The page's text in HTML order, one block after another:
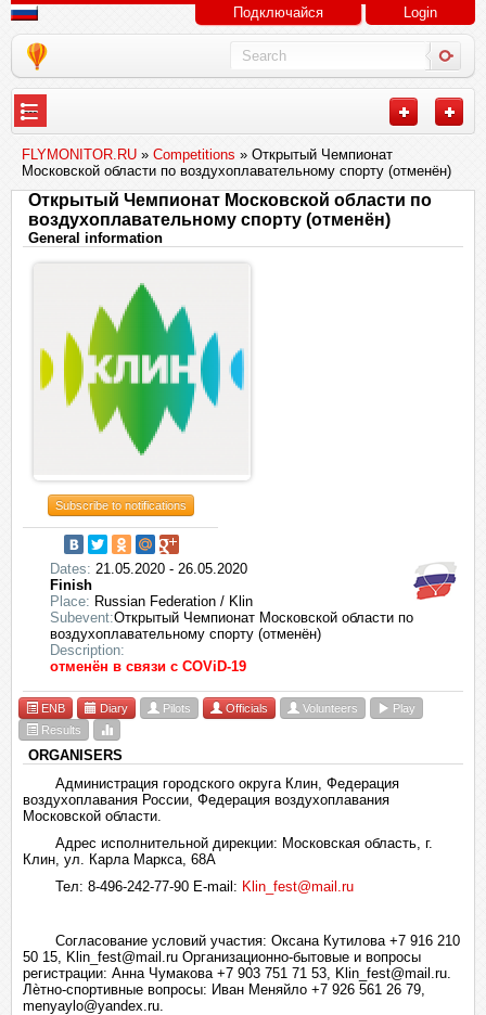
Подключайся Login
---
FLYMONITOR.RU » Competitions » Открытый Чемпионат
Московской области по воздухоплавательному спорту (отменён)
Открытый Чемпионат Московской области по
воздухоплавательному спорту (отменён)
General information
Subscribe to notifications
Dates: 21.05.2020 - 26.05.2020
Finish
Place: Russian Federation / Klin
Subevent:Открытый Чемпионат Московской области по
воздухоплавательному спорту (отменён)
Description:
отменён в связи с COViD-19
ENB Diary Pilots Officials Volunteers
Play
Results
ORGANISERS
Администрация городского округа Клин, Федерация
воздухоплавания России, Федерация воздухоплавания
Московской области.
Адрес исполнительной дирекции: Московская область, г.
Клин, ул. Карла Маркса, 68А
Тел: 8-496-242-77-90 E-mail: Klin_fest@mail.ru
Согласование условий участия: Оксана Кутилова +7 916 210
50 15, Klin_fest@mail.ru Организационно-бытовые и вопросы
регистрации: Анна Чумакова +7 903 751 71 53, Klin_fest@mail.ru.
Лѐтно-спортивные вопросы: Иван Меняйло +7 926 561 26 79,
menyaylo@yandex.ru.